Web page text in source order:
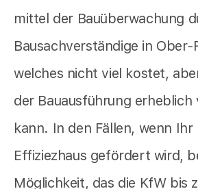
mittel der Bauüberwachung
Bausachverständige in Ober-
welches nicht viel kostet,
der Bauausführung erheblich
kann. In den Fällen, wenn Ihr
Effiziezhaus gefördert wird,
Möglichkeit, das die KfW bis